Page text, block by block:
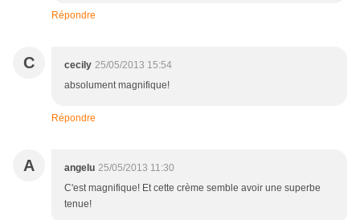
Répondre
C cecily 25/05/2013 15:54
absolument magnifique!
Répondre
A angelu 25/05/2013 11:30
C'est magnifique! Et cette crème semble avoir une superbe
tenue!